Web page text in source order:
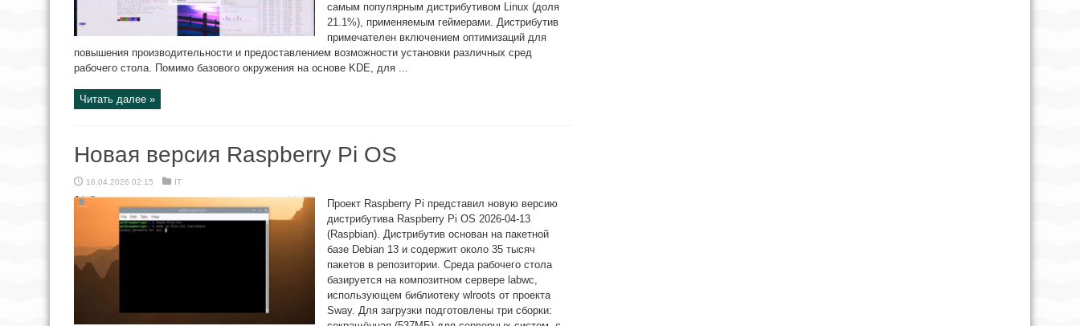
самым популярным дистрибутивом Linux (доля
21.1%), применяемым геймерами. Дистрибутив
примечателен включением оптимизаций для
повышения производительности и предоставлением возможности установки различных сред
рабочего стола. Помимо базового окружения на основе KDE, для ...
Читать далее »
Новая версия Raspberry Pi OS
16.04.2026 02:15 IT
Проект Raspberry Pi представил новую версию
дистрибутива Raspberry Pi OS 2026-04-13
(Raspbian). Дистрибутив основан на пакетной
базе Debian 13 и содержит около 35 тысяч
пакетов в репозитории. Среда рабочего стола
базируется на композитном сервере labwc,
использующем библиотеку wlroots от проекта
Sway. Для загрузки подготовлены три сборки: